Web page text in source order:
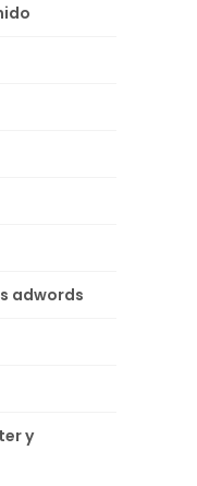
adwords
y